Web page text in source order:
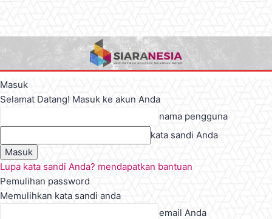
Masuk
Selamat Datang! Masuk ke akun Anda
nama pengguna
kata sandi Anda
Lupa kata sandi Anda? mendapatkan bantuan
Pemulihan password
Memulihkan kata sandi anda
email Anda